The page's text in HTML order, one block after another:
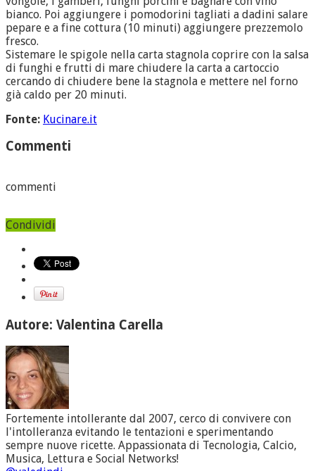
bianco. Poi aggiungere i pomodorini tagliati a dadini salare
pepare e a fine cottura (10 minuti) aggiungere prezzemolo
fresco.
Sistemare le spigole nella carta stagnola coprire con la salsa
di funghi e frutti di mare chiudere la carta a cartoccio
cercando di chiudere bene la stagnola e mettere nel forno
già caldo per 20 minuti.
Fonte: Kucinare.it
Commenti
commenti
Condividi
Autore: Valentina Carella
Fortemente intollerante dal 2007, cerco di convivere con
l'intolleranza evitando le tentazioni e sperimentando
sempre nuove ricette. Appassionata di Tecnologia, Calcio,
Musica, Lettura e Social Networks!